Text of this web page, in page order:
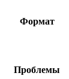
Формат
Проблемы